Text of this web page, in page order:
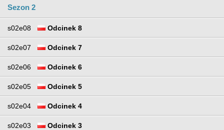
Sezon 2
s02e08 Odcinek 8
s02e07 Odcinek 7
s02e06 Odcinek 6
s02e05 Odcinek 5
s02e04 Odcinek 4
s02e03 Odcinek 3